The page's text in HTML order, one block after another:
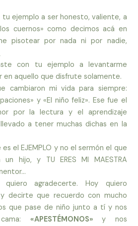
ejemplo a ser honesto, valiente, a
cuernos» como decimos acá en
pisotear por nada ni por nadie,
con tu ejemplo a levantarme
en aquello que disfrute solamente.
cambiaron mi vida para siempre:
y «El niño feliz». Ese fue el
por la lectura y el aprendizaje
a tener muchas dichas en la
el EJEMPLO y no el sermón el que
hijo, y TU ERES MI MAESTRA
agradecerte. Hoy quiero
decirte que recuerdo con mucho
que pase de niño junto a tí y nos
«APESTÉMONOS»y nos